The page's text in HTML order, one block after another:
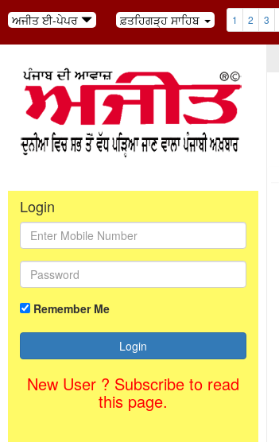
ਅਜੀਤ ਈ-ਪੇਪਰ ਫ਼ਤਹਿਗੜ੍ਹ ਸਾਹਿਬ 1 2 3
Login
Remember Me
New User ? Subscribe to read
this page.